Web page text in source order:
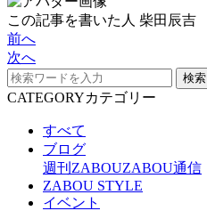
この記事を書いた人 柴田辰吉
前へ
次へ
検索
CATEGORYカテゴリー
すべて
ブログ
週刊ZABOUZABOU通信
ZABOU STYLE
イベント